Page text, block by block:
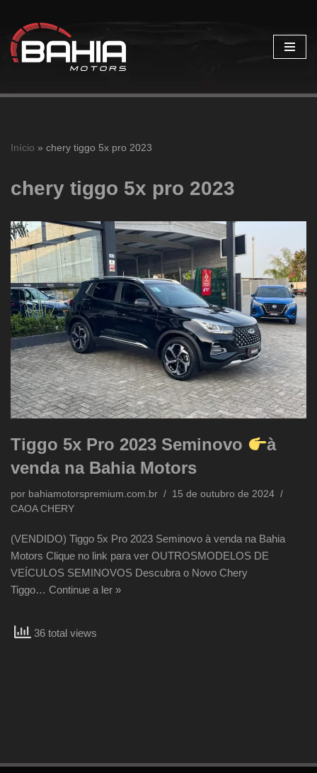
Pular
para
Início » chery tiggo 5x pro 2023
chery tiggo 5x pro 2023
Tiggo 5x Pro 2023 Seminovo
à
venda na Bahia Motors
por bahiamotorspremium.com.br
15 de outubro de 2024
CAOA CHERY
(VENDIDO) Tiggo 5x Pro 2023 Seminovo à venda na Bahia
Motors Clique no link para ver OUTROSMODELOS DE
VEÍCULOS SEMINOVOS Descubra o Novo Chery
Tiggo… Continue a ler »
36 total views